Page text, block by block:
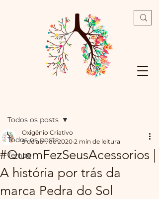
Todos os posts
Tempo
Todos os posts
#QuemFezSeusAcessorios |
A história por trás da
marca Pedra do Sol
Oxigênio Criativo
9 de abr. de 2020 2 min de leitura